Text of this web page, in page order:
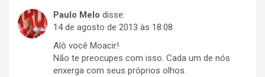
Paulo Melo disse:
14 de agosto de 2013 às 18:08
Alô você Moacir!
Não te preocupes com isso. Cada um de nós
enxerga com seus próprios olhos.